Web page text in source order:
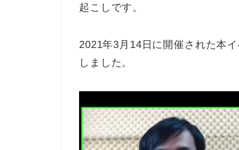
起こしです。
2021年3月14日に開催された本
しました。